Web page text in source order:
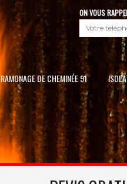
ON VOUS
RAMONAGE DE CHEMINÉE 91